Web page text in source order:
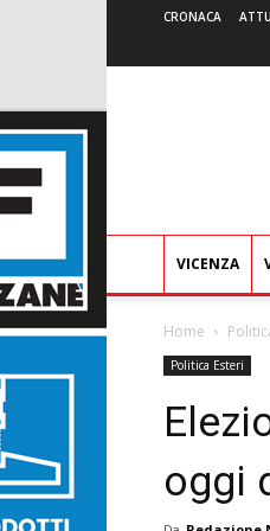
CRONACA
VICENZA
Home
Politica Esteri
oggi